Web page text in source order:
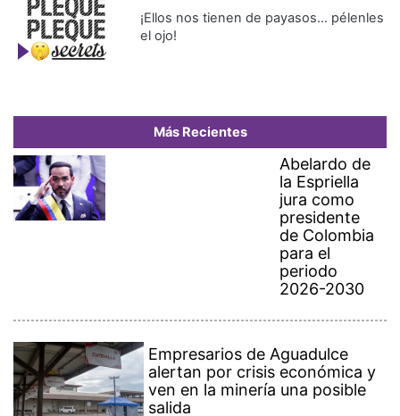
¡Ellos nos tienen de payasos… pélenles
el ojo!
Más Recientes
Abelardo de
la Espriella
jura como
presidente
de Colombia
para el
periodo
2026-2030
Empresarios de Aguadulce
alertan por crisis económica y
ven en la minería una posible
salida